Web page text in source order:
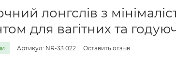
лонгслів з
для вагітних та
Артикул: NR-33.022 Оставить отзыв